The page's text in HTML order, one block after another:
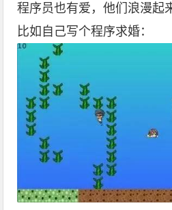
程序员也有爱，他们浪漫起
比如自己写个程序求婚：